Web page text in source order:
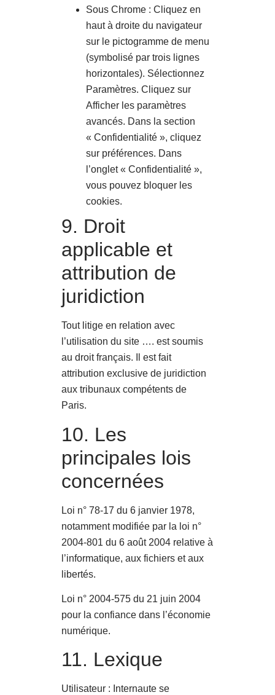
Sous Chrome : Cliquez en
haut à droite du navigateur
sur le pictogramme de menu
(symbolisé par trois lignes
horizontales). Sélectionnez
Paramètres. Cliquez sur
Afficher les paramètres
avancés. Dans la section
« Confidentialité », cliquez
sur préférences. Dans
l’onglet « Confidentialité »,
vous pouvez bloquer les
cookies.
9. Droit
applicable et
attribution de
juridiction
Tout litige en relation avec
l’utilisation du site …. est soumis
au droit français. Il est fait
attribution exclusive de juridiction
aux tribunaux compétents de
Paris.
10. Les
principales lois
concernées
Loi n° 78-17 du 6 janvier 1978,
notamment modifiée par la loi n°
2004-801 du 6 août 2004 relative à
l’informatique, aux fichiers et aux
libertés.
Loi n° 2004-575 du 21 juin 2004
pour la confiance dans l’économie
numérique.
11. Lexique
Utilisateur : Internaute se